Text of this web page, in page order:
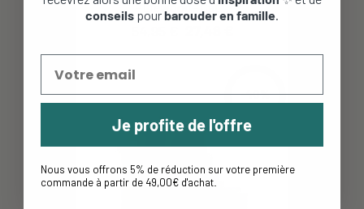
- Liewood - Cat...
-40%
conseils pourbarouder en famille.
Je profite de l'offre
Nous vous offrons 5% de réduction sur votre première
commande à partir de 49,00€ d'achat.